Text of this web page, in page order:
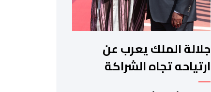
جلالة الملك يعرب عن
ارتياحه تجاه الشراكة
الاستراتيجية بين المغرب